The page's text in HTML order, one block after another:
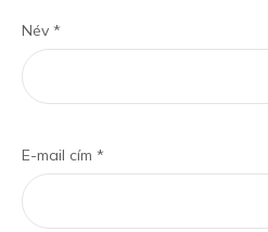
Név *
E-mail cím *